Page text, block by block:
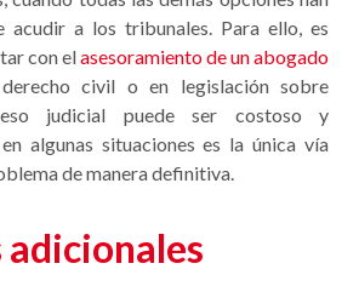
acudir a los tribunales. Para ello, es
con elasesoramiento de un abogado
civil o en legislación sobre
judicial puede ser costoso y
algunas situaciones es la única vía
de manera definitiva.
adicionales